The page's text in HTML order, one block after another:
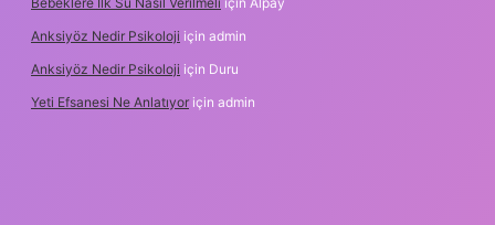
Anksiyöz Nedir Psikoloji için admin
Anksiyöz Nedir Psikoloji için Duru
Yeti Efsanesi Ne Anlatıyor için admin